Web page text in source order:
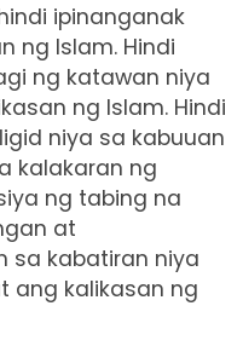
ipinanganak
ng Islam. Hindi
ng katawan niya
ng Islam. Hindi
niya sa kabuuan
kalakaran ng
ng tabing na
at
sa kabatiran niya
ang kalikasan ng